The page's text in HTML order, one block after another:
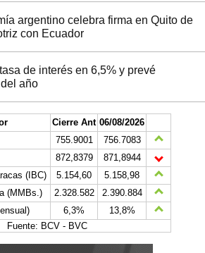
argentino celebra firma en Quito de
con Ecuador
de interés en 6,5% y prevé
año
Cierre Ant 06/08/2026
755.9001
756.7083
872,8379
871,8944
(IBC)
5.154,60
5.158,98
(MMBs.)
2.328.582
2.390.884
6,3%
13,8%
Fuente: BCV - BVC